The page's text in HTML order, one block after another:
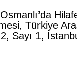
Türkiye
Sayı 1,